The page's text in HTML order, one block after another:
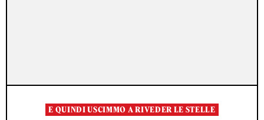
E QUINDI USCIMMO A RIVEDER LE STELLE